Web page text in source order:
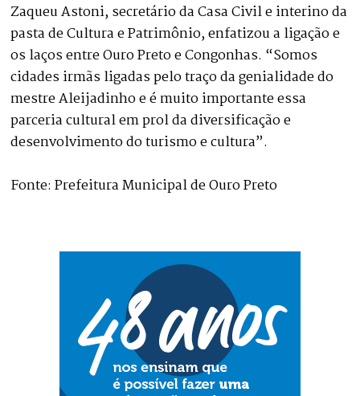
Zaqueu Astoni, secretário da Casa Civil e interino da
pasta de Cultura e Patrimônio, enfatizou a ligação e
os laços entre Ouro Preto e Congonhas. “Somos
cidades irmãs ligadas pelo traço da genialidade do
mestre Aleijadinho e é muito importante essa
parceria cultural em prol da diversificação e
desenvolvimento do turismo e cultura”.
Fonte: Prefeitura Municipal de Ouro Preto